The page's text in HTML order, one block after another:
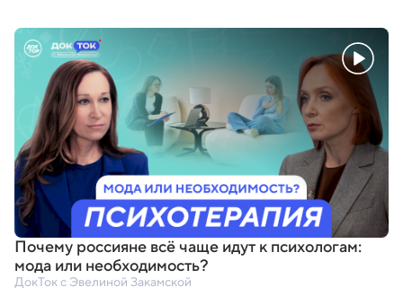
Почему россияне всё чаще идут к психологам:
мода или необходимость?
ДокТок с Эвелиной Закамской